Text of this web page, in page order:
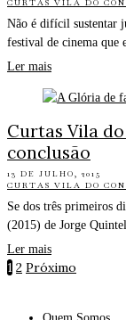
CURTAS VILA DO
Não é difícil sustentar
festival de cinema que
Ler mais
Curtas Vila
conclusão
13 DE JULHO, 2015
CURTAS VILA DO
Se dos três primeiros
(2015) de Jorge
Ler mais
1 2 Próximo